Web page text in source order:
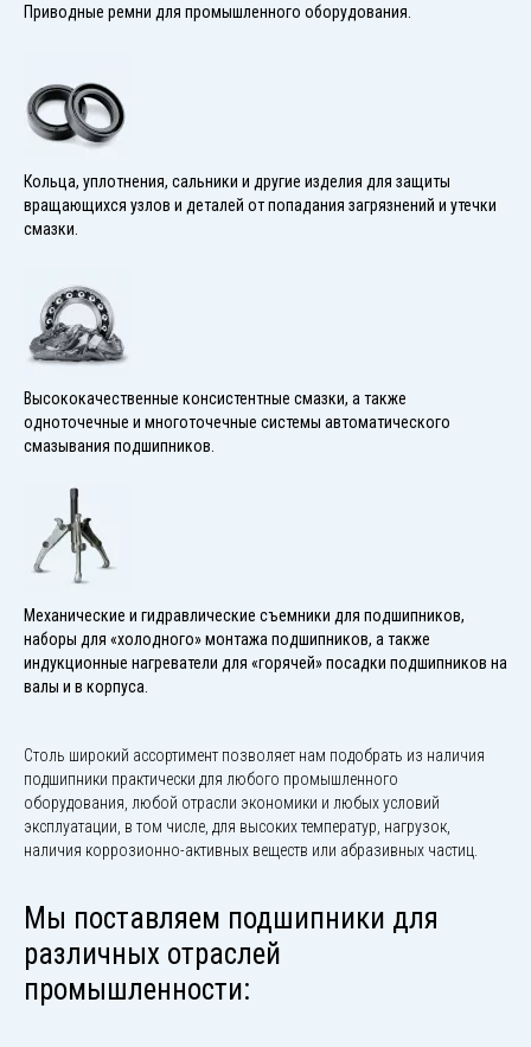
Приводные ремни для промышленного оборудования.
Кольца, уплотнения, сальники и другие изделия для защиты
вращающихся узлов и деталей от попадания загрязнений и утечки
смазки.
Высококачественные консистентные смазки, а также
одноточечные и многоточечные системы автоматического
смазывания подшипников.
Механические и гидравлические съемники для подшипников,
наборы для «холодного» монтажа подшипников, а также
индукционные нагреватели для «горячей» посадки подшипников на
валы и в корпуса.
Столь широкий ассортимент позволяет нам подобрать из наличия
подшипники практически для любого промышленного
оборудования, любой отрасли экономики и любых условий
эксплуатации, в том числе, для высоких температур, нагрузок,
наличия коррозионно-активных веществ или абразивных частиц.
Мы поставляем подшипники для
различных отраслей
промышленности: